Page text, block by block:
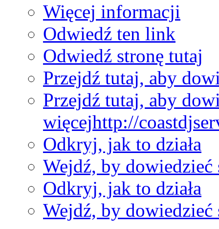
Więcej informacji
Odwiedź ten link
Odwiedź stronę tutaj
Przejdź tutaj, aby
Przejdź tutaj, aby
więcejhttp://
Odkryj, jak to działa
Wejdź, by dowiedzieć
Odkryj, jak to działa
Wejdź, by dowiedzieć